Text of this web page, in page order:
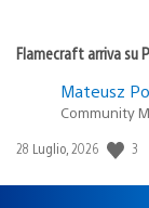
Flamecraft arriva su
Mateusz
Community
Data
pubblicazione:
28 Luglio, 2026 3